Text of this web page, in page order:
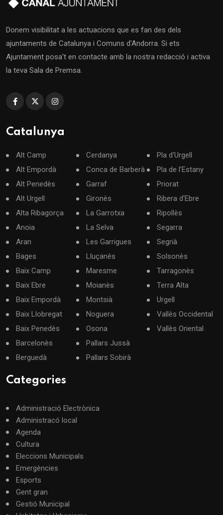
Donem visibilitat a les actuacions que es fan des dels
ajuntaments de Catalunya i Comuns d'Andorra. Si ets
Ajuntament posa't en contacte amb la nostra redacció i activa
la teva Sala de Premsa.
Catalunya
Alt Camp
Alt Empordà
Alt Penedès
Alt Urgell
Alta Ribagorça
Anoia
Aran
Bages
Baix Camp
Baix Ebre
Baix Empordà
Baix Llobregat
Baix Penedès
Barcelonès
Berguedà
Cerdanya
Conca de Barberà
Garraf
Gironès
La Garrotxa
La Selva
Les Garrigues
Lluçanès
Maresme
Moianès
Montsià
Noguera
Osona
Pallars Jussà
Pallars Sobirà
Pla d'Urgell
Pla de l'Estany
Priorat
Ribera d'Ebre
Ripollès
Segarra
Segrià
Solsonès
Tarragonès
Terra Alta
Urgell
Vallès Occidental
Vallès Oriental
Categories
Administració Electrònica
Administracó local
Agenda
Cultura
Eleccions Municipals
Emergències
Esports
Gent gran
Gestió Municipal